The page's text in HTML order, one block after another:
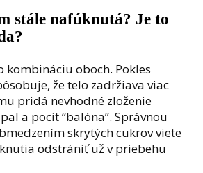
stále nafúknutá? Je to
kombináciu oboch. Pokles
že telo zadržiava viac
pridá nevhodné zloženie
a pocit “balóna”. Správnou
skrytých cukrov viete
odstrániť už v priebehu